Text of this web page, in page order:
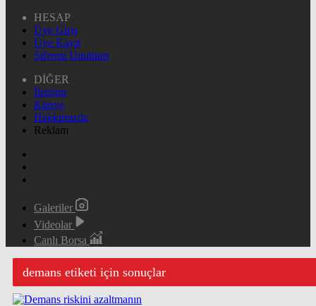
HESAP
Üye Giriş
Üye Kayıt
Şifremi Unuttum
DİĞER
İletişim
Künye
Hakkımızda
Reklam
Galeriler
Videolar
Canlı Borsa
demans etiketi için sonuçlar